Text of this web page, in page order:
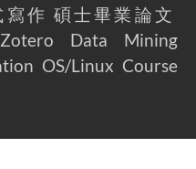
寫作 碩士畢業論文
Zotero
Data Mining
OS/Linux Course